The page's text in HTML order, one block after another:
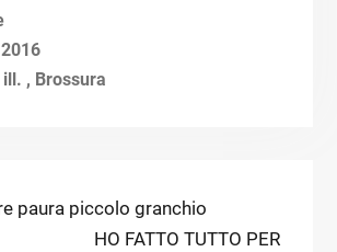
2016
, Brossura
paura piccolo granchio
Next
HO FATTO TUTTO PER